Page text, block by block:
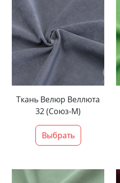
Ткань Велюр Веллюта
32 (Союз-М)
Выбрать